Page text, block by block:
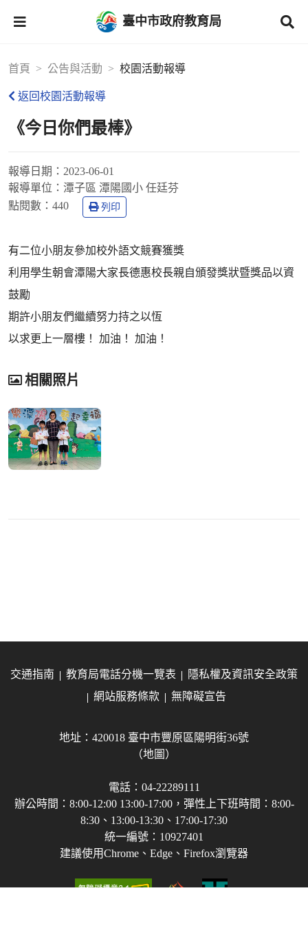
臺中市政府教育局
首頁 公告與活動 校園活動報導
返回校園活動報導
《今日你們最棒》
報導日期： 2023-06-01
報導單位： 潭子區 潭陽國小 任廷芬
點閱數： 440 列印
有二位小朋友參加校外語文競賽獲獎
利用學生朝會潭陽大家長德惠校長親自頒發獎狀暨獎品以資
鼓勵
期許小朋友們繼續努力持之以恆
以求更上一層樓！ 加油！ 加油！
相關照片
交通指南 教育局電話分機一覽表
隱私權及資訊安全政策
網站服務條款
無障礙宣告
地址：420018 臺中市豐原區陽明街36號
（地圖）
電話：04-22289111
辦公時間：8:00-12:00 13:00-17:00，彈性上下班時間：8:00-
8:30、13:00-13:30、17:00-17:30
統一編號：10927401
建議使用Chrome、Edge、Firefox瀏覽器